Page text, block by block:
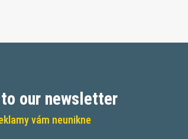
our newsletter
vám neunikne